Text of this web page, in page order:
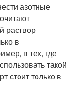
азотные
раствор
в
в тех, где
такой
стоит только в